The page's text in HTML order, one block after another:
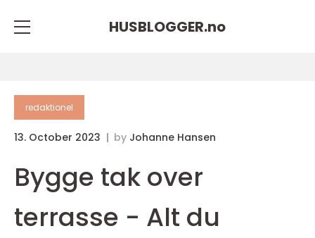
HUSBLOGGER.no
redaktionel
13. October 2023 by Johanne Hansen
Bygge tak over
terrasse - Alt du